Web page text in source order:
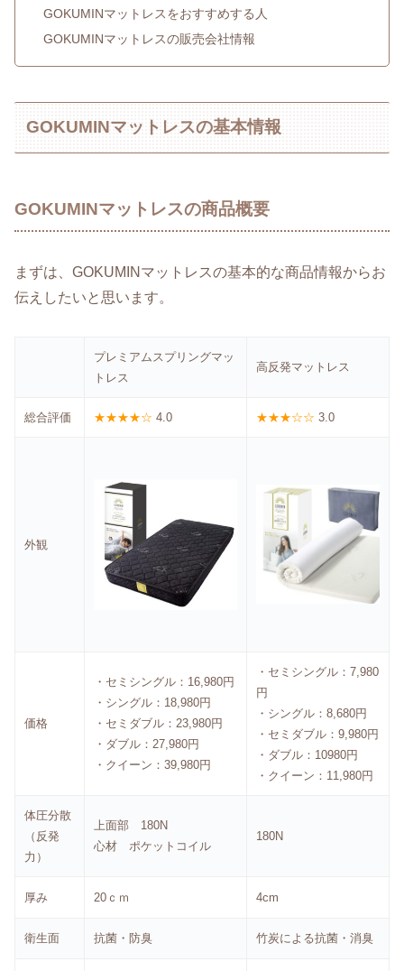
GOKUMINマットレスをおすすめする人
GOKUMINマットレスの販売会社情報
GOKUMINマットレスの基本情報
GOKUMINマットレスの商品概要
まずは、GOKUMINマットレスの基本的な商品情報からお
伝えしたいと思います。
プレミアムスプリングマッ
トレス
高反発マットレス
総合評価 ★★★★☆4.0 ★★★☆☆3.0
外観
価格
・セミシングル：16,980円
・シングル：18,980円
・セミダブル：23,980円
・ダブル：27,980円
・クイーン：39,980円
・セミシングル：7,980
円
・シングル：8,680円
・セミダブル：9,980円
・ダブル：10980円
・クイーン：11,980円
体圧分散
（反発
力）
上面部 180N
心材 ポケットコイル
180N
厚み 20ｃｍ 4cm
衛生面 抗菌・防臭 竹炭による抗菌・消臭